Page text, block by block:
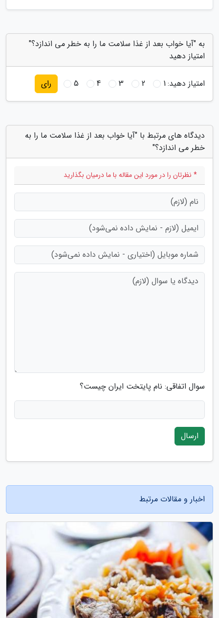
به "آیا خواب بعد از غذا سلامت ما را به خطر می اندازد؟"
امتیاز دهید
امتیاز دهید:1
2
3
4
5 رای
دیدگاه های مرتبط با "آیا خواب بعد از غذا سلامت ما را به
خطر می اندازد؟"
* نظرتان را در مورد این مقاله با ما درمیان بگذارید
سوال اتفاقی: نام پایتخت ایران چیست؟
ارسال
اخبار و مقالات مرتبط